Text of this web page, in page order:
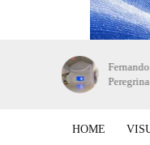
Peregrina
HOME